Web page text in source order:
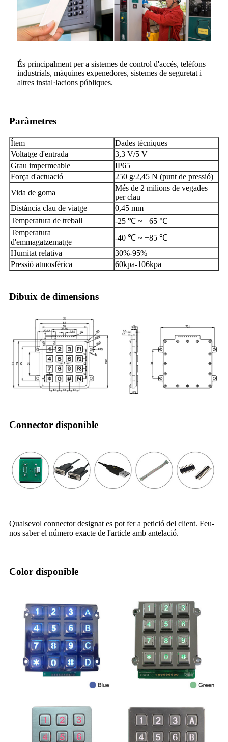
És principalment per a sistemes de control d'accés, telèfons
industrials, màquines expenedores, sistemes de seguretat i
altres instal·lacions públiques.
Paràmetres
Ítem
Dades tècniques
Voltatge d'entrada
3,3 V/5 V
Grau impermeable
IP65
Força d'actuació
250 g/2,45 N (punt de pressió)
Vida de goma
Més de 2 milions de vegades
per clau
Distància clau de viatge
0,45 mm
Temperatura de treball
-25 ℃ ~ +65 ℃
Temperatura
d'emmagatzematge
-40 ℃ ~ +85 ℃
Humitat relativa
30%-95%
Pressió atmosfèrica
60kpa-106kpa
Dibuix de dimensions
Connector disponible
Qualsevol connector designat es pot fer a petició del client. Feu-
nos saber el número exacte de l'article amb antelació.
Color disponible